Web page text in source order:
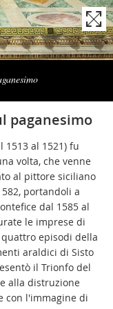
paganesimo
1513 al 1521) fu
volta, che venne
al pittore siciliano
portandoli a
dal 1585 al
le imprese di
episodi della
araldici di Sisto
il Trionfo del
alla distruzione
con l'immagine di